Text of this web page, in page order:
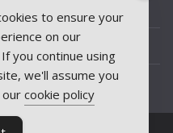
to ensure your
on our
you continue using
we'll assume you
cookie policy